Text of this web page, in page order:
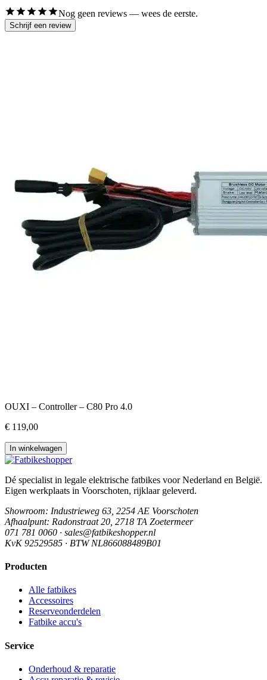
Nog geen reviews — wees de eerste.
Schrijf een review
OUXI – Controller – C80 Pro 4.0
€ 119,00
In winkelwagen
Dé specialist in legale elektrische fatbikes voor Nederland en België.
Eigen werkplaats in Voorschoten, rijklaar geleverd.
Showroom: Industrieweg 63, 2254 AE Voorschoten
Afhaalpunt: Radonstraat 20, 2718 TA Zoetermeer
071 781 0060 · sales@fatbikeshopper.nl
KvK 92529585 · BTW NL866088489B01
Producten
Alle fatbikes
Accessoires
Reserveonderdelen
Fatbike accu's
Service
Onderhoud & reparatie